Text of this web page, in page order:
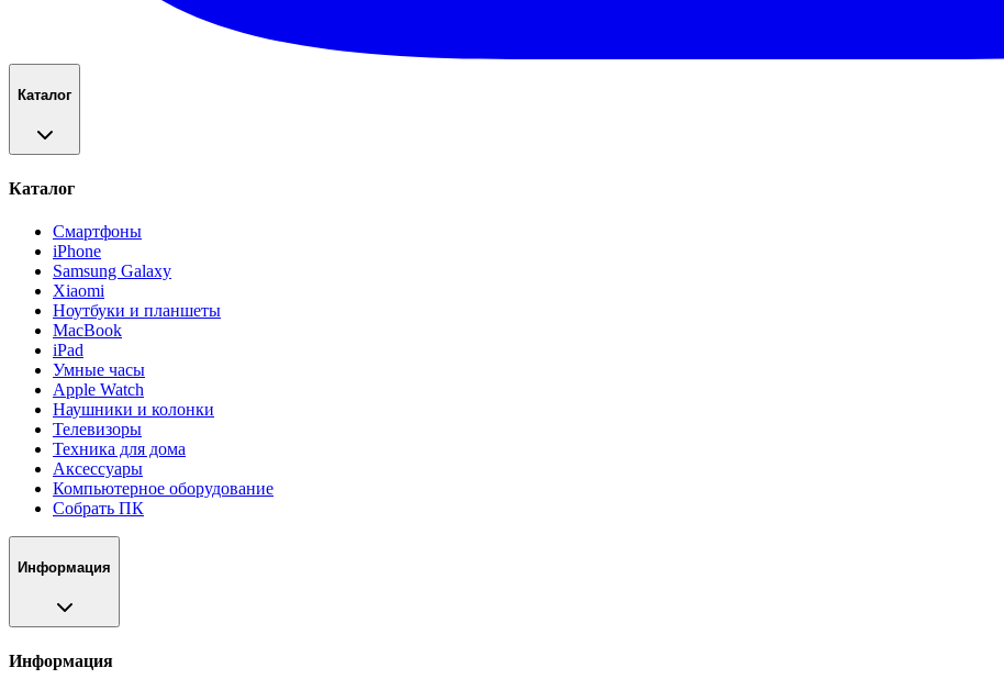
Каталог
Каталог
Смартфоны
iPhone
Samsung Galaxy
Xiaomi
Ноутбуки и планшеты
MacBook
iPad
Умные часы
Apple Watch
Наушники и колонки
Телевизоры
Техника для дома
Аксессуары
Компьютерное оборудование
Собрать ПК
Информация
Информация